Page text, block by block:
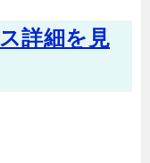
詳細を見